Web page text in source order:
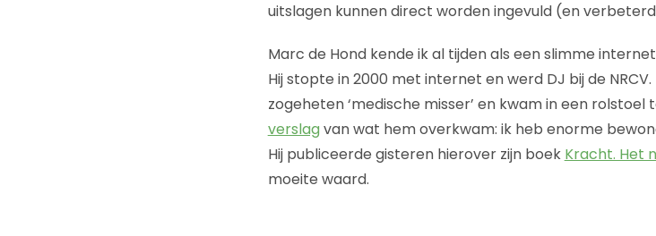
uitslagen kunnen direct worden ingevuld (en
Marc de Hond kende ik al tijden als een slimme
Hij stopte in 2000 met internet en werd DJ bij de
zogeheten ‘medische misser’ en kwam in een rolstoel
verslag van wat hem overkwam: ik heb enorme
Hij publiceerde gisteren hierover zijn boek Kracht. Het
moeite waard.